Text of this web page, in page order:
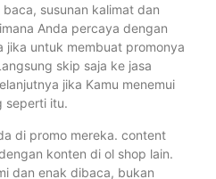
susunan kalimat dan
Anda percaya dengan
jika untuk membuat promonya
skip saja ke jasa
jika Kamu menemui
seperti itu.
di promo mereka. content
konten di ol shop lain.
dan enak dibaca, bukan